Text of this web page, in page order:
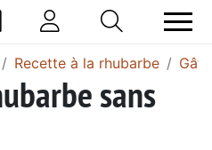
Recette à la rhubarbe
sans